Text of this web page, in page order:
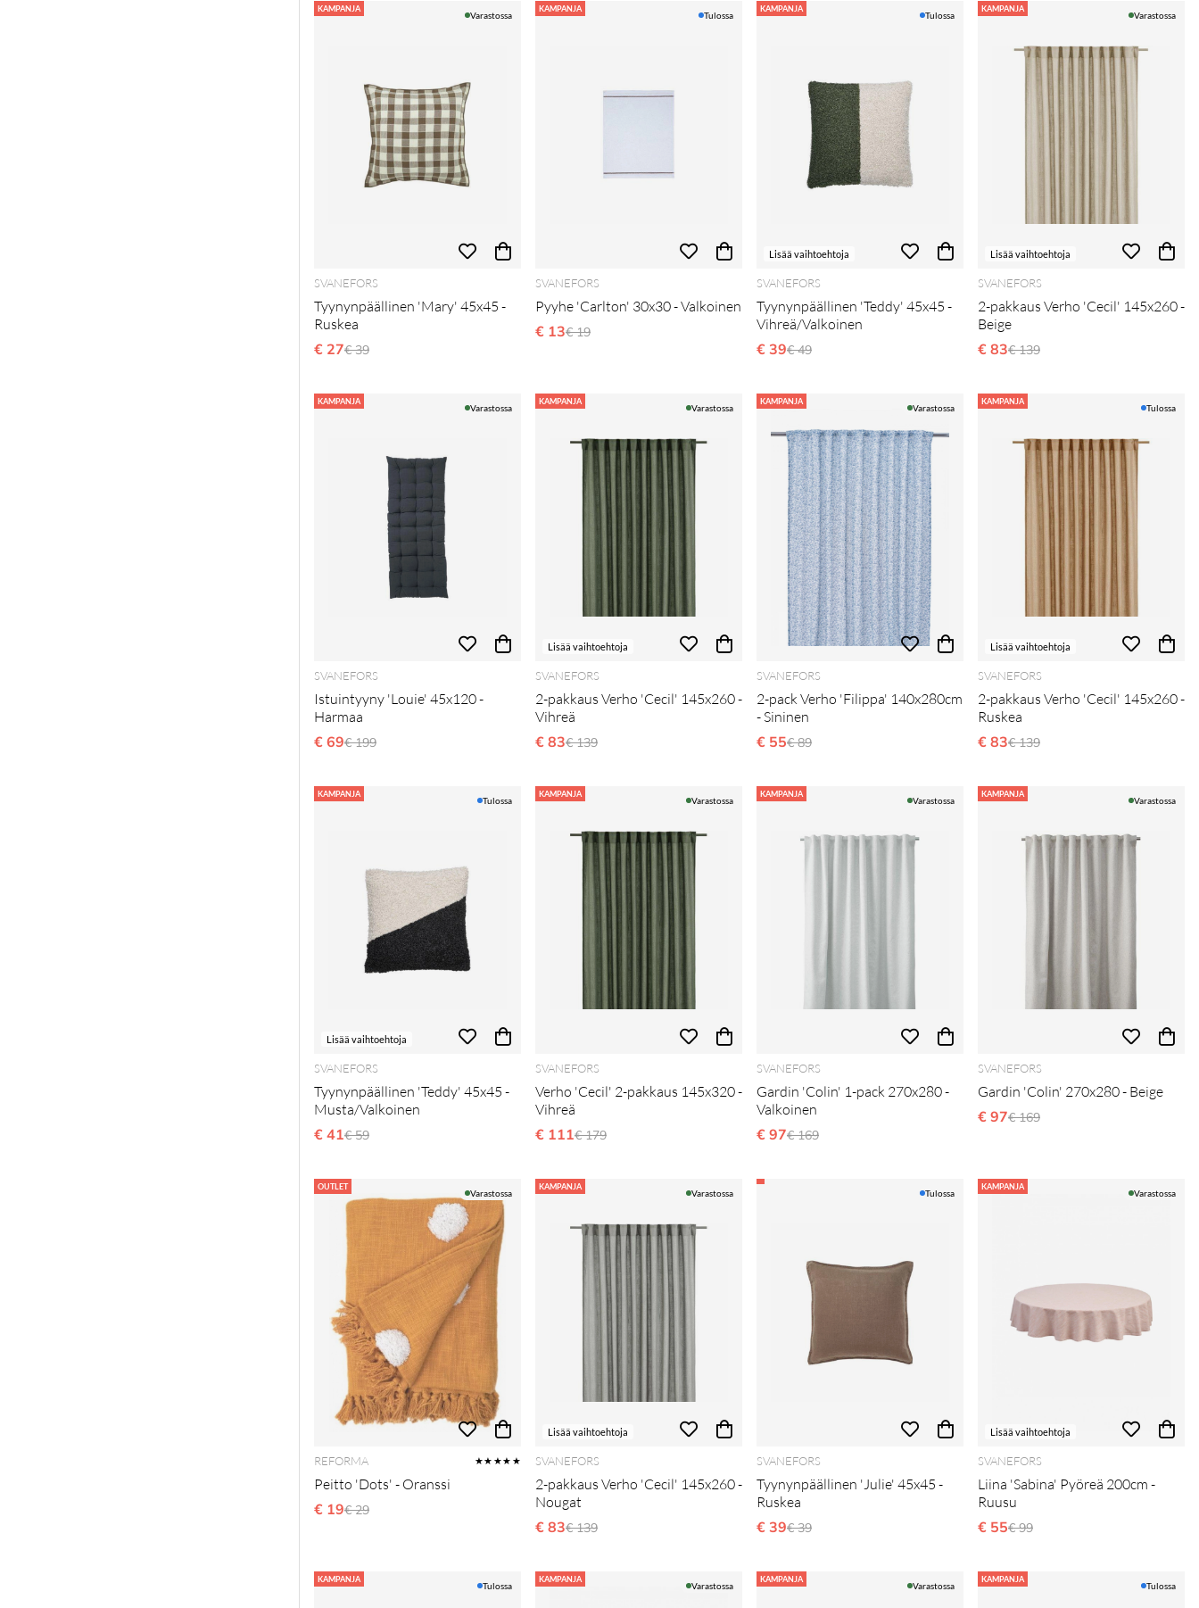
KAMPANJA
Varastossa
SVANEFORS
Tyynynpäällinen 'Mary' 45x45 -
Ruskea
€ 27Normaali hinta
€ 39
KAMPANJA
Tulossa
SVANEFORS
Pyyhe 'Carlton' 30x30 - Valkoinen
€ 13Normaali hinta
€ 19
KAMPANJA
Lisää vaihtoehtoja
Tulossa
SVANEFORS
Tyynynpäällinen 'Teddy' 45x45 -
Vihreä/Valkoinen
€ 39Normaali hinta
€ 49
KAMPANJA
Lisää vaihtoehtoja
Varastossa
SVANEFORS
2-pakkaus Verho 'Cecil' 145x260 -
Beige
€ 83Normaali hinta
€ 139
KAMPANJA
Varastossa
SVANEFORS
Istuintyyny 'Louie' 45x120 -
Harmaa
€ 69Normaali hinta
€ 199
KAMPANJA
Lisää vaihtoehtoja
Varastossa
SVANEFORS
2-pakkaus Verho 'Cecil' 145x260 -
Vihreä
€ 83Normaali hinta
€ 139
KAMPANJA
Varastossa
SVANEFORS
2-pack Verho 'Filippa' 140x280cm
- Sininen
€ 55Normaali hinta
€ 89
KAMPANJA
Lisää vaihtoehtoja
Tulossa
SVANEFORS
2-pakkaus Verho 'Cecil' 145x260 -
Ruskea
€ 83Normaali hinta
€ 139
KAMPANJA
Lisää vaihtoehtoja
Tulossa
SVANEFORS
Tyynynpäällinen 'Teddy' 45x45 -
Musta/Valkoinen
€ 41Normaali hinta
€ 59
KAMPANJA
Varastossa
SVANEFORS
Verho 'Cecil' 2-pakkaus 145x320 -
Vihreä
€ 111Normaali hinta
€ 179
KAMPANJA
Varastossa
SVANEFORS
Gardin 'Colin' 1-pack 270x280 -
Valkoinen
€ 97Normaali hinta
€ 169
KAMPANJA
Varastossa
SVANEFORS
Gardin 'Colin' 270x280 - Beige
€ 97Normaali hinta
€ 169
OUTLET
Varastossa
REFORMA ★★★★★
Peitto 'Dots' - Oranssi
€ 19Normaali hinta
€ 29
KAMPANJA
Lisää vaihtoehtoja
Varastossa
SVANEFORS
2-pakkaus Verho 'Cecil' 145x260 -
Nougat
€ 83Normaali hinta
€ 139
Tulossa
SVANEFORS
Tyynynpäällinen 'Julie' 45x45 -
Ruskea
€ 39Normaali hinta
€ 39
KAMPANJA
Lisää vaihtoehtoja
Varastossa
SVANEFORS
Liina 'Sabina' Pyöreä 200cm -
Ruusu
€ 55Normaali hinta
€ 99
KAMPANJA
Tulossa
KAMPANJA
Varastossa
KAMPANJA
Varastossa
KAMPANJA
Tulossa